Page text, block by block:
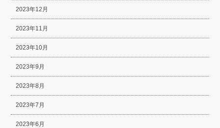
2023年12月
2023年11月
2023年10月
2023年9月
2023年8月
2023年7月
2023年6月